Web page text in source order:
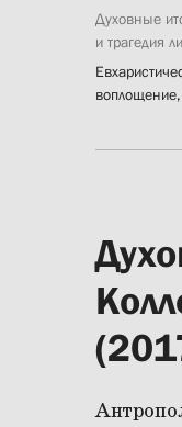
Духовные
и трагедия